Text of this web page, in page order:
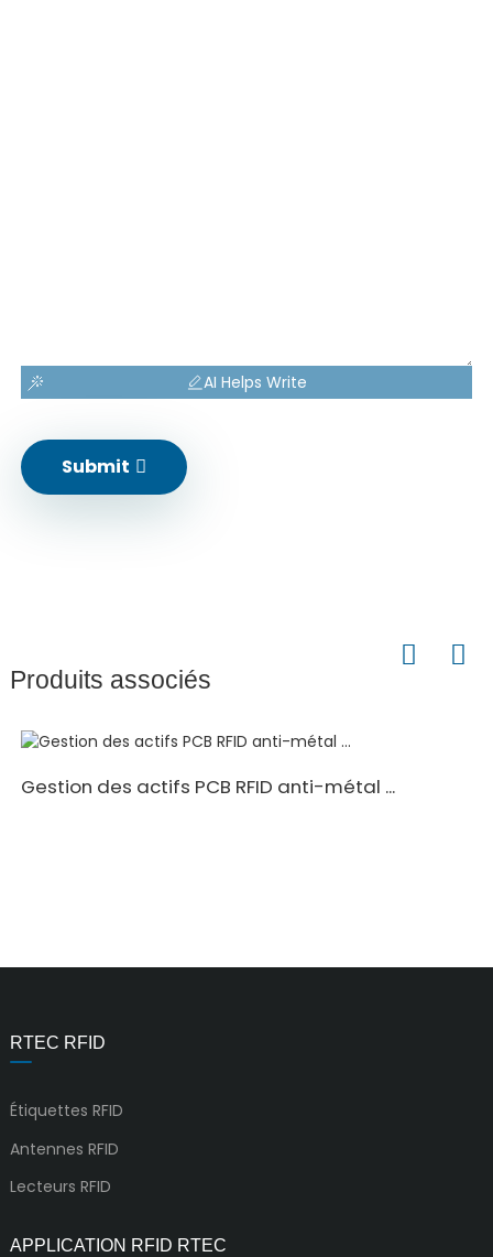
AI Helps Write
Submit
Produits associés
Gestion des actifs PCB RFID anti-métal ...
RTEC RFID
Étiquettes RFID
Antennes RFID
Lecteurs RFID
APPLICATION RFID RTEC